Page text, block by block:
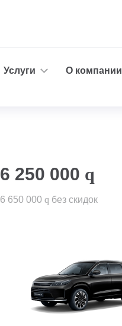
Услуги
О компании
6 250 000 q
6 650 000 q без скидок